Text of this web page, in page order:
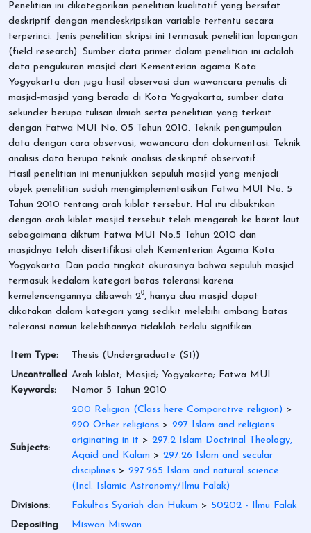
Penelitian ini dikategorikan penelitian kualitatif yang bersifat
deskriptif dengan mendeskripsikan variable tertentu secara
terperinci. Jenis penelitian skripsi ini termasuk penelitian lapangan
(field research). Sumber data primer dalam penelitian ini adalah
data pengukuran masjid dari Kementerian agama Kota
Yogyakarta dan juga hasil observasi dan wawancara penulis di
masjid-masjid yang berada di Kota Yogyakarta, sumber data
sekunder berupa tulisan ilmiah serta penelitian yang terkait
dengan Fatwa MUI No. 05 Tahun 2010. Teknik pengumpulan
data dengan cara observasi, wawancara dan dokumentasi. Teknik
analisis data berupa teknik analisis deskriptif observatif.
Hasil penelitian ini menunjukkan sepuluh masjid yang menjadi
objek penelitian sudah mengimplementasikan Fatwa MUI No. 5
Tahun 2010 tentang arah kiblat tersebut. Hal itu dibuktikan
dengan arah kiblat masjid tersebut telah mengarah ke barat laut
sebagaimana diktum Fatwa MUI No.5 Tahun 2010 dan
masjidnya telah disertifikasi oleh Kementerian Agama Kota
Yogyakarta. Dan pada tingkat akurasinya bahwa sepuluh masjid
termasuk kedalam kategori batas toleransi karena
kemelencengannya dibawah 2⁰, hanya dua masjid dapat
dikatakan dalam kategori yang sedikit melebihi ambang batas
toleransi namun kelebihannya tidaklah terlalu signifikan.
Item Type:
Thesis (Undergraduate (S1))
Uncontrolled
Keywords:
Arah kiblat; Masjid; Yogyakarta; Fatwa MUI
Nomor 5 Tahun 2010
Subjects:
200 Religion (Class here Comparative religion) >
290 Other religions > 297 Islam and religions
originating in it > 297.2 Islam Doctrinal Theology,
Aqaid and Kalam > 297.26 Islam and secular
disciplines > 297.265 Islam and natural science
(Incl. Islamic Astronomy/Ilmu Falak)
Divisions:
Fakultas Syariah dan Hukum > 50202 - Ilmu Falak
Depositing
Miswan Miswan